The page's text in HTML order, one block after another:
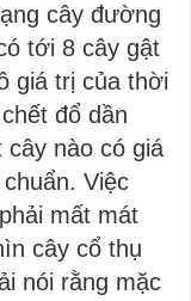
cây đường
tới 8 cây gật
giá trị của thời
đổ dần
nào có giá
Việc
mất mát
cây cổ thụ
nói rằng mặc